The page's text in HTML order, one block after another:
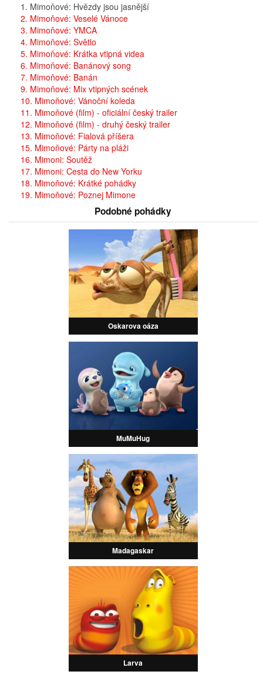
1. Mimoňové: Hvězdy jsou jasnější
2. Mimoňové: Veselé Vánoce
3. Mimoňové: YMCA
4. Mimoňové: Světlo
5. Mimoňové: Krátka vtipná videa
6. Mimoňové: Banánový song
7. Mimoňové: Banán
9. Mimoňové: Mix vtipných scének
10. Mimoňové: Vánoční koleda
11. Mimoňové (film) - oficiální český trailer
12. Mimoňové (film) - druhý český trailer
13. Mimoňové: Fialová příšera
15. Mimoňové: Párty na pláži
16. Mimoni: Soutěž
17. Mimoni: Cesta do New Yorku
18. Mimoňové: Krátké pohádky
19. Mimoňové: Poznej Mimone
Podobné pohádky
Oskarova oáza
MuMuHug
Madagaskar
Larva